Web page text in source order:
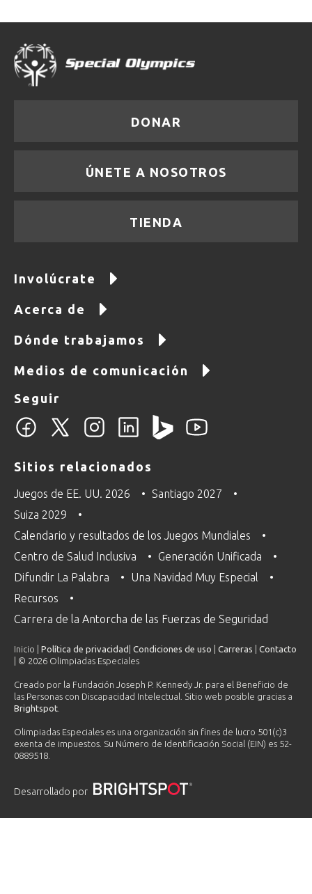
DONAR
ÚNETE A NOSOTROS
TIENDA
Involúcrate
Acerca de
Dónde trabajamos
Medios de comunicación
Seguir
Sitios relacionados
Juegos de EE. UU. 2026
Santiago 2027
Suiza 2029
Calendario y resultados de los Juegos Mundiales
Centro de Salud Inclusiva
Generación Unificada
Difundir La Palabra
Una Navidad Muy Especial
Recursos
Carrera de la Antorcha de las Fuerzas de Seguridad
Inicio | Política de privacidad Condiciones de uso Carreras
Contacto
| © 2026 Olimpiadas Especiales
Creado por la Fundación Joseph P. Kennedy Jr. para el Beneficio de
las Personas con Discapacidad Intelectual. Sitio web posible gracias a
Brightspot
Olimpiadas Especiales es una organización sin fines de lucro 501(c)3
exenta de impuestos. Su Número de Identificación Social (EIN) es 52-
0889518.
Desarrollado por